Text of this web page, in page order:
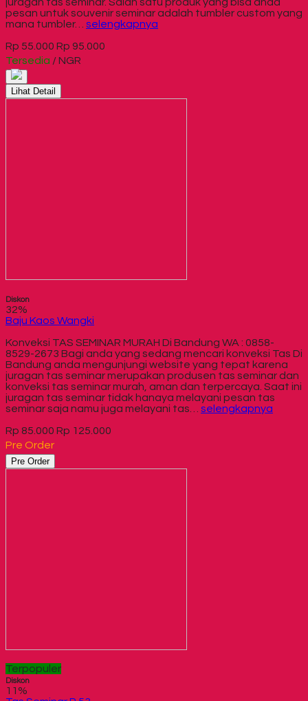
pesan untuk souvenir seminar adalah tumbler custom yang
mana tumbler… selengkapnya
Rp 55.000 Rp 95.000
Tersedia / NGR
Lihat Detail
Diskon
32%
Baju Kaos Wangki
Konveksi TAS SEMINAR MURAH Di Bandung WA : 0858-
8529-2673 Bagi anda yang sedang mencari konveksi Tas Di
Bandung anda mengunjungi website yang tepat karena
juragan tas seminar merupakan produsen tas seminar dan
konveksi tas seminar murah, aman dan terpercaya. Saat ini
juragan tas seminar tidak hanaya melayani pesan tas
seminar saja namu juga melayani tas… selengkapnya
Rp 85.000 Rp 125.000
Pre Order
Pre Order
Terpopuler
Diskon
11%